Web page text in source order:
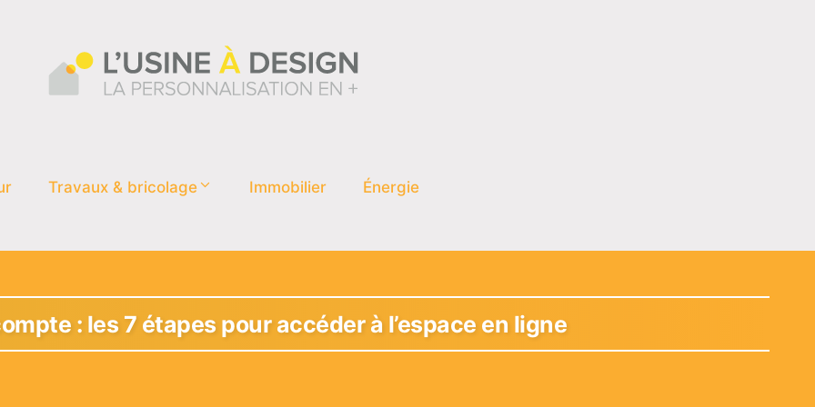
Travaux & bricolage Immobilier Énergie
: les 7 étapes pour accéder à l’espace en ligne